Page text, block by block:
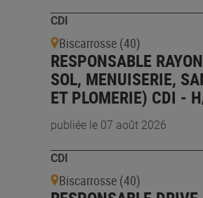
CDI
Biscarrosse (40)
RESPONSABLE
SOL, MENUISERIE,
ET PLOMERIE) CDI -
publiée le 07 août 2026
CDI
Biscarrosse (40)